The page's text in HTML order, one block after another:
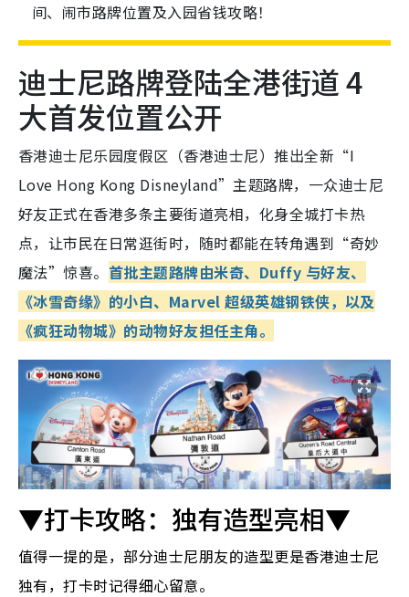
间、闹市路牌位置及入园省钱攻略！
迪士尼路牌登陆全港街道 4
大首发位置公开
香港迪士尼乐园度假区（香港迪士尼）推出全新“I
Love Hong Kong Disneyland”主题路牌，一众迪士尼
好友正式在香港多条主要街道亮相，化身全城打卡热
点，让市民在日常逛街时，随时都能在转角遇到“奇妙
魔法”惊喜。 首批主题路牌由米奇、Duffy 与好友、
《冰雪奇缘》的小白、Marvel 超级英雄钢铁侠，以及
《疯狂动物城》的动物好友担任主角。
▼打卡攻略：独有造型亮相▼
值得一提的是，部分迪士尼朋友的造型更是香港迪士尼
独有，打卡时记得细心留意。